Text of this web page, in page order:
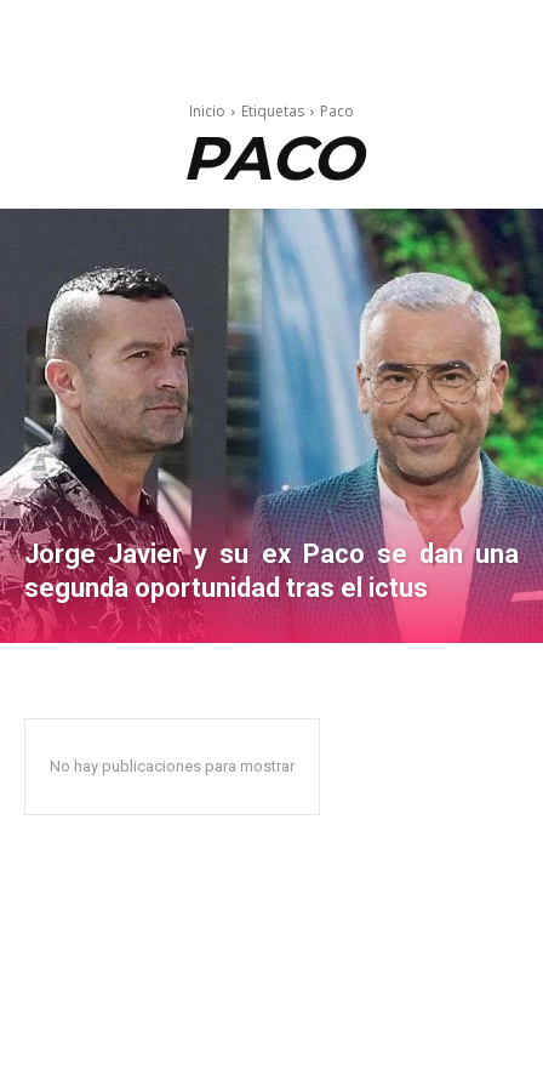
Inicio Etiquetas Paco
PACO
Jorge Javier y su ex Paco se dan una
segunda oportunidad tras el ictus
No hay publicaciones para mostrar